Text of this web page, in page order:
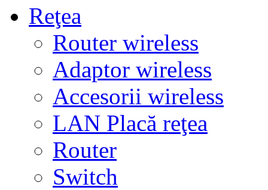
Reţea
Router wireless
Adaptor wireless
Accesorii wireless
LAN Placă reţea
Router
Switch